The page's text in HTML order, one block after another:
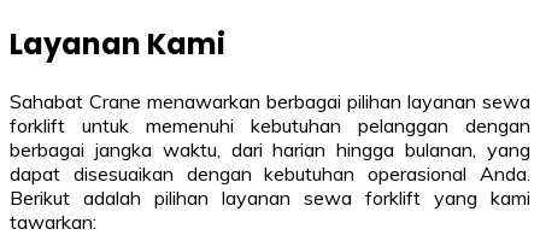
Layanan Kami
Sahabat Crane menawarkan berbagai pilihan layanan sewa
forklift untuk memenuhi kebutuhan pelanggan dengan
berbagai jangka waktu, dari harian hingga bulanan, yang
dapat disesuaikan dengan kebutuhan operasional Anda.
Berikut adalah pilihan layanan sewa forklift yang kami
tawarkan: